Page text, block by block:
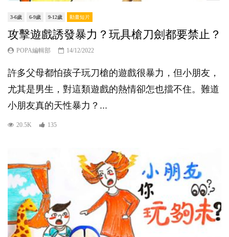
3-6歲 6-9歲 9-12歲 動畫短片
攻擊遊戲誘發暴力？玩具槍刀劍都要禁止？
POPA編輯部 14/12/2022
許多父母都怕孩子玩刀槍的遊戲很暴力，但小朋友，
尤其是男生，對這類遊戲的熱情卻怎也擋不住。難道
小朋友真的天性暴力？...
20.5K 135